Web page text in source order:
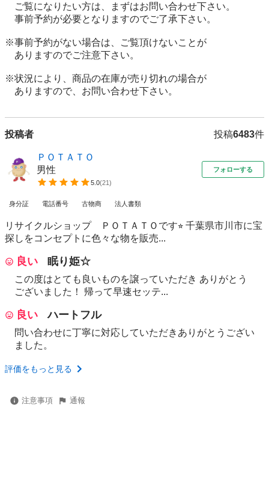
ご覧になりたい方は、まずはお問い合わせ下さい。
事前予約が必要となりますのでご了承下さい。
※事前予約がない場合は、ご覧頂けないことが
ありますのでご注意下さい。
※状況により、商品の在庫が売り切れの場合が
ありますので、お問い合わせ下さい。
投稿者 投稿6483件
ＰＯＴＡＴＯ
男性
5.0(21)
フォローする
身分証 電話番号 古物商 法人書類
リサイクルショップ ＰＯＴＡＴＯです⭐︎ 千葉県市川市に宝
探しをコンセプトに色々な物を販売...
良い 眠り姫☆
この度はとても良いものを譲っていただき ありがとう
ございました！ 帰って早速セッテ...
良い ハートフル
問い合わせに丁寧に対応していただきありがとうござい
ました。
評価をもっと見る
注意事項 通報